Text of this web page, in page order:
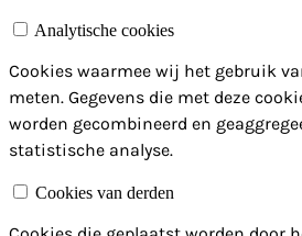
Analytische cookies
Cookies waarmee wij het gebruik
meten. Gegevens die met deze
worden gecombineerd en
statistische analyse.
Cookies van derden